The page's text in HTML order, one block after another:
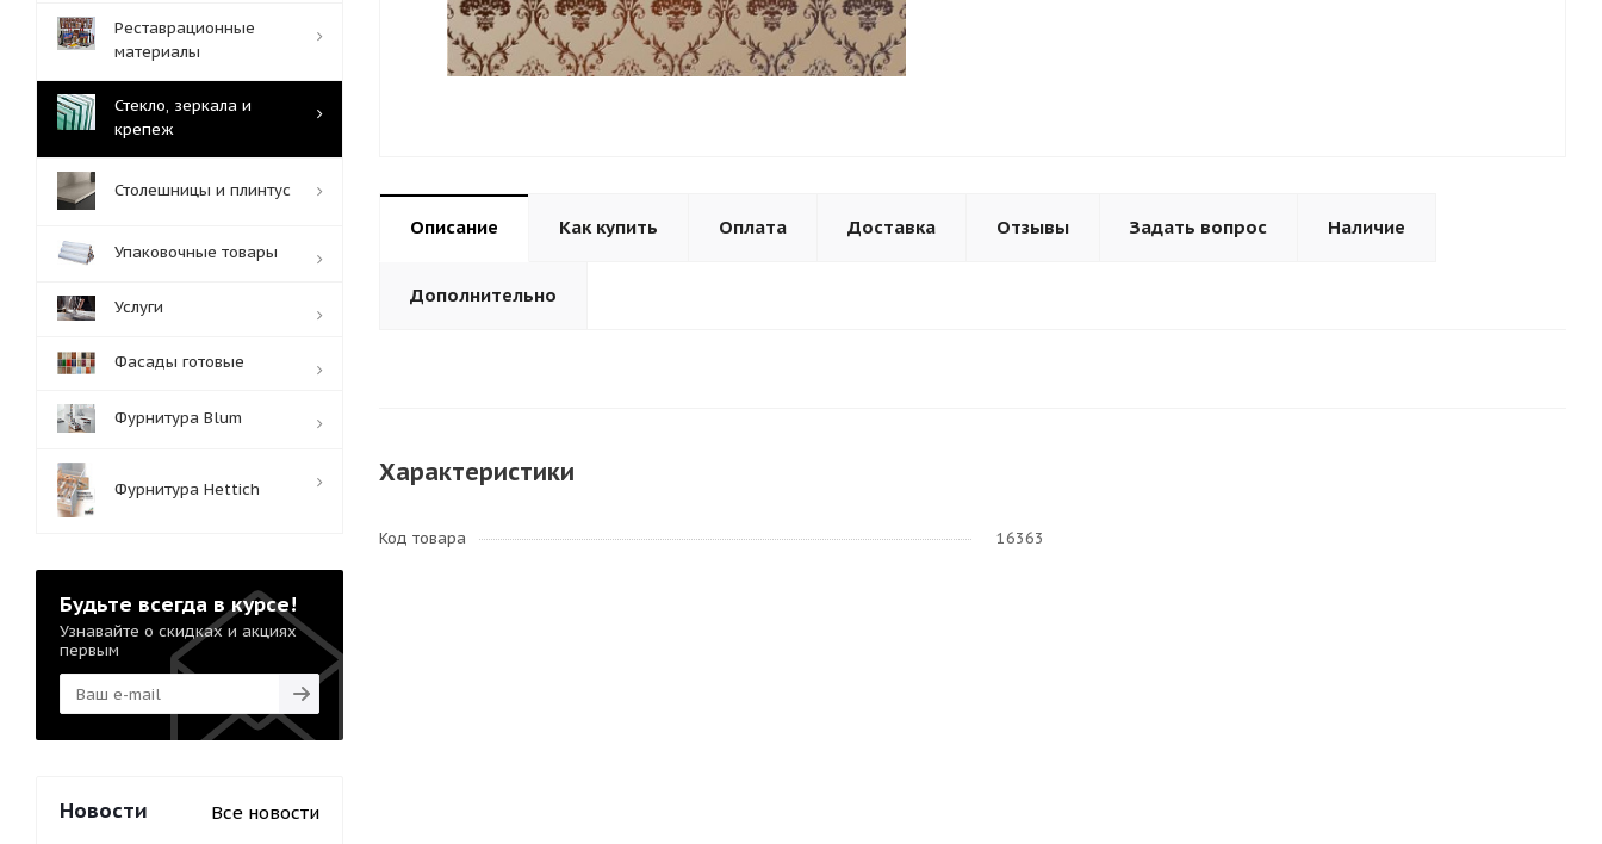
Описание Как купить Оплата Доставка Отзывы Задать вопрос Наличие
Дополнительно
Характеристики
Код товара 16363
Реставрационные
материалы
Стекло, зеркала и
крепеж
Столешницы и плинтус
Упаковочные товары
Услуги
Фасады готовые
Фурнитура Blum
Фурнитура Hettich
Будьте всегда в курсе!
Узнавайте о скидках и акциях
первым
Новости Все новости